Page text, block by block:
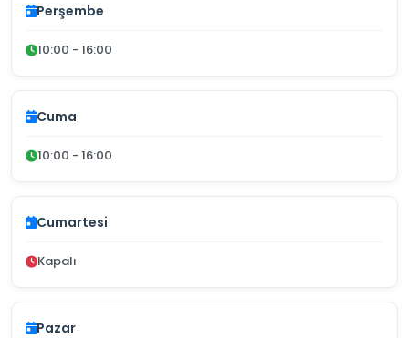
Perşembe
10:00 - 16:00
Cuma
10:00 - 16:00
Cumartesi
Kapalı
Pazar